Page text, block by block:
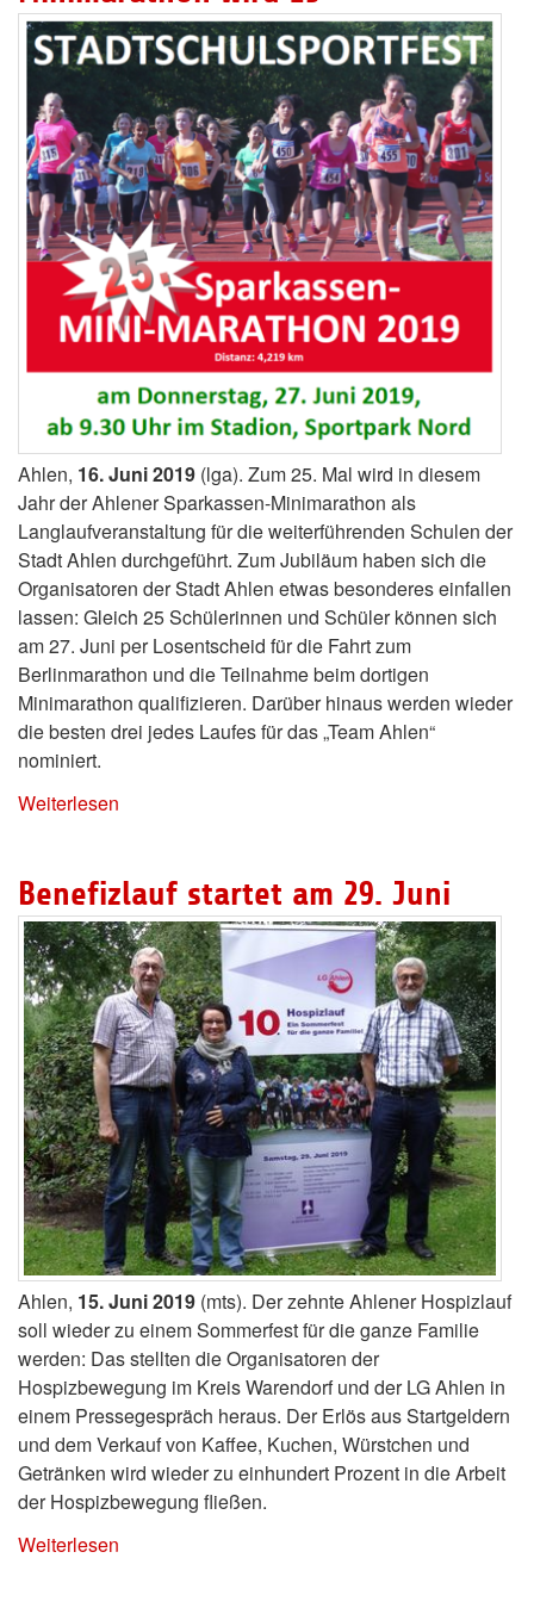
Ahlen, 16. Juni 2019 (lga). Zum 25. Mal wird in diesem
Jahr der Ahlener Sparkassen-Minimarathon als
Langlaufveranstaltung für die weiterführenden Schulen der
Stadt Ahlen durchgeführt. Zum Jubiläum haben sich die
Organisatoren der Stadt Ahlen etwas besonderes einfallen
lassen: Gleich 25 Schülerinnen und Schüler können sich
am 27. Juni per Losentscheid für die Fahrt zum
Berlinmarathon und die Teilnahme beim dortigen
Minimarathon qualifizieren. Darüber hinaus werden wieder
die besten drei jedes Laufes für das „Team Ahlen“
nominiert.
Weiterlesen
Benefizlauf startet am 29. Juni
Ahlen, 15. Juni 2019 (mts). Der zehnte Ahlener Hospizlauf
soll wieder zu einem Sommerfest für die ganze Familie
werden: Das stellten die Organisatoren der
Hospizbewegung im Kreis Warendorf und der LG Ahlen in
einem Pressegespräch heraus. Der Erlös aus Startgeldern
und dem Verkauf von Kaffee, Kuchen, Würstchen und
Getränken wird wieder zu einhundert Prozent in die Arbeit
der Hospizbewegung fließen.
Weiterlesen